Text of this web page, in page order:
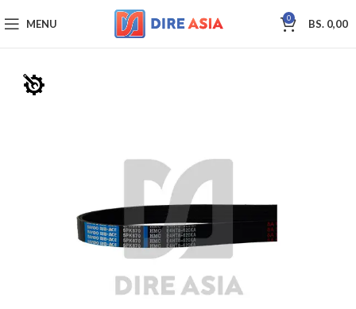
MENU 0 BS. 0,00